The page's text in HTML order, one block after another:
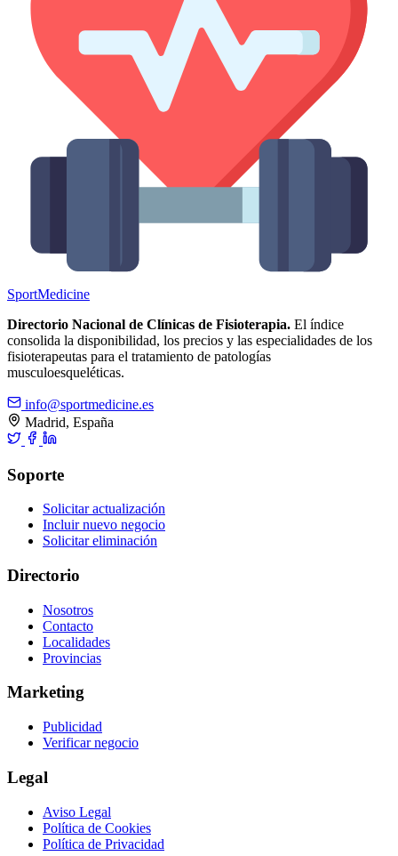
SportMedicine
Directorio Nacional de Clínicas de Fisioterapia. El índice
consolida la disponibilidad, los precios y las especialidades de los
fisioterapeutas para el tratamiento de patologías
musculoesqueléticas.
info@sportmedicine.es
Madrid, España
Soporte
Solicitar actualización
Incluir nuevo negocio
Solicitar eliminación
Directorio
Nosotros
Contacto
Localidades
Provincias
Marketing
Publicidad
Verificar negocio
Legal
Aviso Legal
Política de Cookies
Política de Privacidad